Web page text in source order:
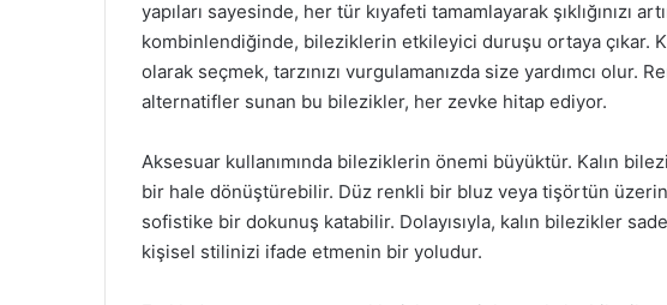
yapıları sayesinde, her tür kıyafeti tamamlayarak şıklığınızı
kombinlendiğinde, bileziklerin etkileyici duruşu ortaya çıkar.
olarak seçmek, tarzınızı vurgulamanızda size yardımcı olur.
alternatifler sunan bu bilezikler, her zevke hitap ediyor.
Aksesuar kullanımında bileziklerin önemi büyüktür. Kalın
bir hale dönüştürebilir. Düz renkli bir bluz veya tişörtün üzerine
sofistike bir dokunuş katabilir. Dolayısıyla, kalın bilezikler
kişisel stilinizi ifade etmenin bir yoludur.